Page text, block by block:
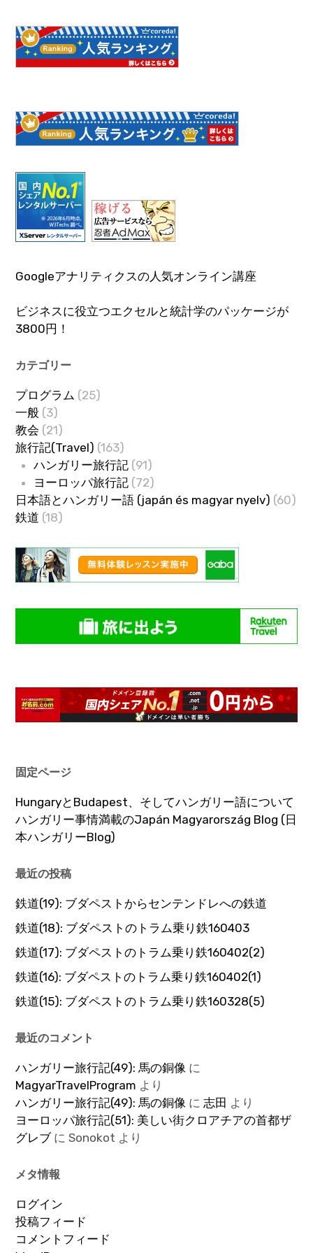
Googleアナリティクスの人気オンライン講座
ビジネスに役立つエクセルと統計学のパッケージが
3800円！
カテゴリー
プログラム (25)
一般 (3)
教会 (21)
旅行記(Travel) (163)
ハンガリー旅行記(91)
ヨーロッパ旅行記(72)
日本語とハンガリー語 (japán és magyar nyelv) (60)
鉄道 (18)
固定ページ
HungaryとBudapest、そしてハンガリー語について
ハンガリー事情満載のJapán Magyarország Blog (日
本ハンガリーBlog)
最近の投稿
鉄道(19): ブダペストからセンテンドレへの鉄道
鉄道(18): ブダペストのトラム乗り鉄160403
鉄道(17): ブダペストのトラム乗り鉄160402(2)
鉄道(16): ブダペストのトラム乗り鉄160402(1)
鉄道(15): ブダペストのトラム乗り鉄160328(5)
最近のコメント
ハンガリー旅行記(49): 馬の銅像 に
MagyarTravelProgram より
ハンガリー旅行記(49): 馬の銅像 に志田 より
ヨーロッパ旅行記(51): 美しい街クロアチアの首都ザ
グレブにSonokot より
メタ情報
ログイン
投稿フィード
コメントフィード